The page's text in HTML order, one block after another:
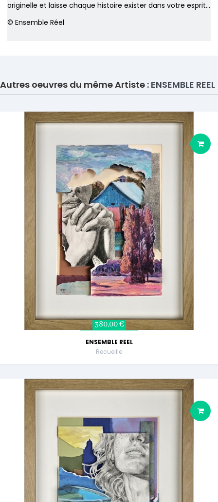
originelle et laisse chaque histoire exister dans votre esprit...
© Ensemble Réel
Autres oeuvres du même Artiste : ENSEMBLE REEL
380,00 €
ENSEMBLE REEL
Recueille